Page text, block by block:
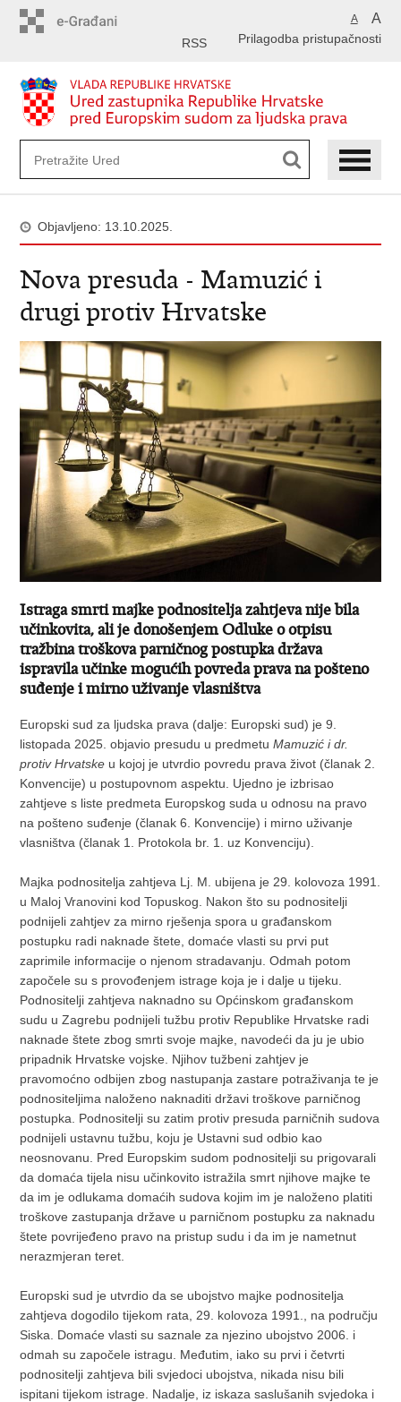
A A
Prilagodba pristupačnosti
RSS
Objavljeno: 13.10.2025.
Nova presuda - Mamuzić i
drugi protiv Hrvatske
Istraga smrti majke podnositelja zahtjeva nije bila
učinkovita, ali je donošenjem Odluke o otpisu
tražbina troškova parničnog postupka država
ispravila učinke mogućih povreda prava na pošteno
suđenje i mirno uživanje vlasništva
Europski sud za ljudska prava (dalje: Europski sud) je 9.
listopada 2025. objavio presudu u predmetuMamuzić i dr.
protiv Hrvatske u kojoj je utvrdio povredu prava život (članak 2.
Konvencije) u postupovnom aspektu. Ujedno je izbrisao
zahtjeve s liste predmeta Europskog suda u odnosu na pravo
na pošteno suđenje (članak 6. Konvencije) i mirno uživanje
vlasništva (članak 1. Protokola br. 1. uz Konvenciju).
Majka podnositelja zahtjeva Lj. M. ubijena je 29. kolovoza 1991.
u Maloj Vranovini kod Topuskog. Nakon što su podnositelji
podnijeli zahtjev za mirno rješenja spora u građanskom
postupku radi naknade štete, domaće vlasti su prvi put
zaprimile informacije o njenom stradavanju. Odmah potom
započele su s provođenjem istrage koja je i dalje u tijeku.
Podnositelji zahtjeva naknadno su Općinskom građanskom
sudu u Zagrebu podnijeli tužbu protiv Republike Hrvatske radi
naknade štete zbog smrti svoje majke, navodeći da ju je ubio
pripadnik Hrvatske vojske. Njihov tužbeni zahtjev je
pravomoćno odbijen zbog nastupanja zastare potraživanja te je
podnositeljima naloženo naknaditi državi troškove parničnog
postupka. Podnositelji su zatim protiv presuda parničnih sudova
podnijeli ustavnu tužbu, koju je Ustavni sud odbio kao
neosnovanu. Pred Europskim sudom podnositelji su prigovarali
da domaća tijela nisu učinkovito istražila smrt njihove majke te
da im je odlukama domaćih sudova kojim im je naloženo platiti
troškove zastupanja države u parničnom postupku za naknadu
štete povrijeđeno pravo na pristup sudu i da im je nametnut
nerazmjeran teret.
Europski sud je utvrdio da se ubojstvo majke podnositelja
zahtjeva dogodilo tijekom rata, 29. kolovoza 1991., na području
Siska. Domaće vlasti su saznale za njezino ubojstvo 2006. i
odmah su započele istragu. Međutim, iako su prvi i četvrti
podnositelji zahtjeva bili svjedoci ubojstva, nikada nisu bili
ispitani tijekom istrage. Nadalje, iz iskaza saslušanih svjedoka i